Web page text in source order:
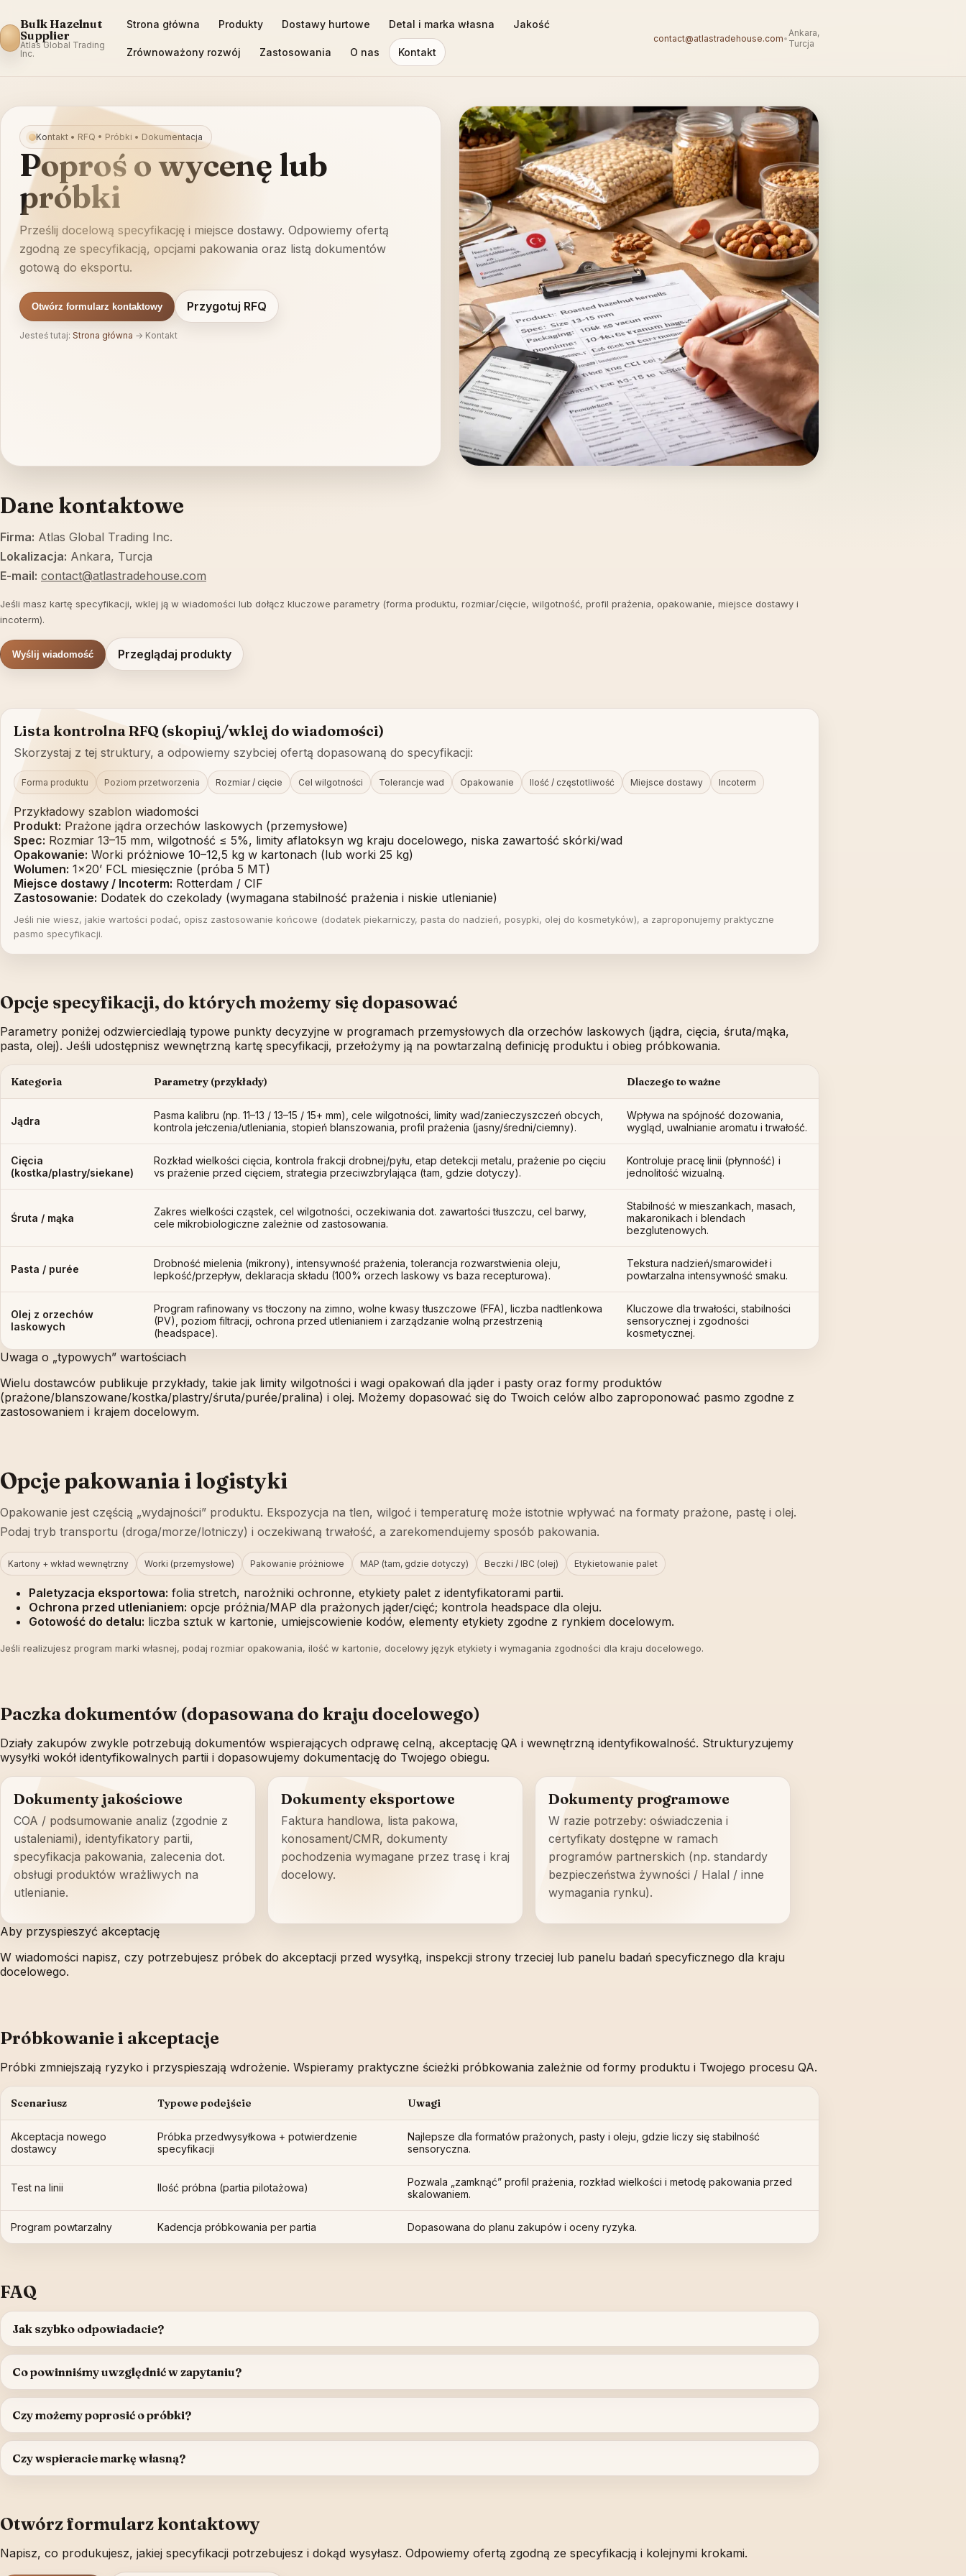
Bulk Hazelnut
Supplier
Atlas Global Trading
Inc.
Strona główna Produkty Dostawy hurtowe Detal i marka własna Jakość
Zrównoważony rozwój Zastosowania O nas Kontakt
contact@atlastradehouse.com•Ankara,
Turcja
Kontakt • RFQ • Próbki • Dokumentacja
Poproś o wycenę lub
próbki
Prześlij docelową specyfikację i miejsce dostawy. Odpowiemy ofertą
zgodną ze specyfikacją, opcjami pakowania oraz listą dokumentów
gotową do eksportu.
Otwórz formularz kontaktowy Przygotuj RFQ
Jesteś tutaj: Strona główna → Kontakt
Dane kontaktowe
Firma: Atlas Global Trading Inc.
Lokalizacja: Ankara, Turcja
E-mail: contact@atlastradehouse.com
Jeśli masz kartę specyfikacji, wklej ją w wiadomości lub dołącz kluczowe parametry (forma produktu, rozmiar/cięcie, wilgotność, profil prażenia, opakowanie, miejsce dostawy i
incoterm).
Wyślij wiadomość Przeglądaj produkty
Lista kontrolna RFQ (skopiuj/wklej do wiadomości)
Skorzystaj z tej struktury, a odpowiemy szybciej ofertą dopasowaną do specyfikacji:
Forma produktu Poziom przetworzenia Rozmiar / cięcie Cel wilgotności Tolerancje wad Opakowanie Ilość / częstotliwość Miejsce dostawy Incoterm
Przykładowy szablon wiadomości
Produkt: Prażone jądra orzechów laskowych (przemysłowe)
Spec: Rozmiar 13–15 mm, wilgotność ≤ 5%, limity aflatoksyn wg kraju docelowego, niska zawartość skórki/wad
Opakowanie: Worki próżniowe 10–12,5 kg w kartonach (lub worki 25 kg)
Wolumen: 1x20’ FCL miesięcznie (próba 5 MT)
Miejsce dostawy / Incoterm: Rotterdam / CIF
Zastosowanie: Dodatek do czekolady (wymagana stabilność prażenia i niskie utlenianie)
Jeśli nie wiesz, jakie wartości podać, opisz zastosowanie końcowe (dodatek piekarniczy, pasta do nadzień, posypki, olej do kosmetyków), a zaproponujemy praktyczne
pasmo specyfikacji.
Opcje specyfikacji, do których możemy się dopasować
Parametry poniżej odzwierciedlają typowe punkty decyzyjne w programach przemysłowych dla orzechów laskowych (jądra, cięcia, śruta/mąka,
pasta, olej). Jeśli udostępnisz wewnętrzną kartę specyfikacji, przełożymy ją na powtarzalną definicję produktu i obieg próbkowania.
Kategoria Parametry (przykłady) Dlaczego to ważne
Jądra
Pasma kalibru (np. 11–13 / 13–15 / 15+ mm), cele wilgotności, limity wad/zanieczyszczeń obcych,
kontrola jełczenia/utleniania, stopień blanszowania, profil prażenia (jasny/średni/ciemny).
Wpływa na spójność dozowania,
wygląd, uwalnianie aromatu i trwałość.
Cięcia
(kostka/plastry/siekane)
Rozkład wielkości cięcia, kontrola frakcji drobnej/pyłu, etap detekcji metalu, prażenie po cięciu
vs prażenie przed cięciem, strategia przeciwzbrylająca (tam, gdzie dotyczy).
Kontroluje pracę linii (płynność) i
jednolitość wizualną.
Śruta / mąka
Zakres wielkości cząstek, cel wilgotności, oczekiwania dot. zawartości tłuszczu, cel barwy,
cele mikrobiologiczne zależnie od zastosowania.
Stabilność w mieszankach, masach,
makaronikach i blendach
bezglutenowych.
Pasta / purée
Drobność mielenia (mikrony), intensywność prażenia, tolerancja rozwarstwienia oleju,
lepkość/przepływ, deklaracja składu (100% orzech laskowy vs baza recepturowa).
Tekstura nadzień/smarowideł i
powtarzalna intensywność smaku.
Olej z orzechów
laskowych
Program rafinowany vs tłoczony na zimno, wolne kwasy tłuszczowe (FFA), liczba nadtlenkowa
(PV), poziom filtracji, ochrona przed utlenianiem i zarządzanie wolną przestrzenią
(headspace).
Kluczowe dla trwałości, stabilności
sensorycznej i zgodności
kosmetycznej.
Uwaga o „typowych” wartościach
Wielu dostawców publikuje przykłady, takie jak limity wilgotności i wagi opakowań dla jąder i pasty oraz formy produktów
(prażone/blanszowane/kostka/plastry/śruta/purée/pralina) i olej. Możemy dopasować się do Twoich celów albo zaproponować pasmo zgodne z
zastosowaniem i krajem docelowym.
Opcje pakowania i logistyki
Opakowanie jest częścią „wydajności” produktu. Ekspozycja na tlen, wilgoć i temperaturę może istotnie wpływać na formaty prażone, pastę i olej.
Podaj tryb transportu (droga/morze/lotniczy) i oczekiwaną trwałość, a zarekomendujemy sposób pakowania.
Kartony + wkład wewnętrzny Worki (przemysłowe) Pakowanie próżniowe MAP (tam, gdzie dotyczy) Beczki / IBC (olej) Etykietowanie palet
Paletyzacja eksportowa: folia stretch, narożniki ochronne, etykiety palet z identyfikatorami partii.
Ochrona przed utlenianiem: opcje próżnia/MAP dla prażonych jąder/cięć; kontrola headspace dla oleju.
Gotowość do detalu: liczba sztuk w kartonie, umiejscowienie kodów, elementy etykiety zgodne z rynkiem docelowym.
Jeśli realizujesz program marki własnej, podaj rozmiar opakowania, ilość w kartonie, docelowy język etykiety i wymagania zgodności dla kraju docelowego.
Paczka dokumentów (dopasowana do kraju docelowego)
Działy zakupów zwykle potrzebują dokumentów wspierających odprawę celną, akceptację QA i wewnętrzną identyfikowalność. Strukturyzujemy
wysyłki wokół identyfikowalnych partii i dopasowujemy dokumentację do Twojego obiegu.
Dokumenty jakościowe
COA / podsumowanie analiz (zgodnie z
ustaleniami), identyfikatory partii,
specyfikacja pakowania, zalecenia dot.
obsługi produktów wrażliwych na
utlenianie.
Dokumenty eksportowe
Faktura handlowa, lista pakowa,
konosament/CMR, dokumenty
pochodzenia wymagane przez trasę i kraj
docelowy.
Dokumenty programowe
W razie potrzeby: oświadczenia i
certyfikaty dostępne w ramach
programów partnerskich (np. standardy
bezpieczeństwa żywności / Halal / inne
wymagania rynku).
Aby przyspieszyć akceptację
W wiadomości napisz, czy potrzebujesz próbek do akceptacji przed wysyłką, inspekcji strony trzeciej lub panelu badań specyficznego dla kraju
docelowego.
Próbkowanie i akceptacje
Próbki zmniejszają ryzyko i przyspieszają wdrożenie. Wspieramy praktyczne ścieżki próbkowania zależnie od formy produktu i Twojego procesu QA.
Scenariusz Typowe podejście Uwagi
Akceptacja nowego
dostawcy
Próbka przedwysyłkowa + potwierdzenie
specyfikacji
Najlepsze dla formatów prażonych, pasty i oleju, gdzie liczy się stabilność
sensoryczna.
Test na linii Ilość próbna (partia pilotażowa)
Pozwala „zamknąć” profil prażenia, rozkład wielkości i metodę pakowania przed
skalowaniem.
Program powtarzalny Kadencja próbkowania per partia Dopasowana do planu zakupów i oceny ryzyka.
FAQ
Jak szybko odpowiadacie?
Co powinniśmy uwzględnić w zapytaniu?
Czy możemy poprosić o próbki?
Czy wspieracie markę własną?
Otwórz formularz kontaktowy
Napisz, co produkujesz, jakiej specyfikacji potrzebujesz i dokąd wysyłasz. Odpowiemy ofertą zgodną ze specyfikacją i kolejnymi krokami.